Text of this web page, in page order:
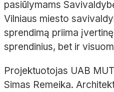
pasiūlymams
Vilniaus miesto
sprendimą priima
sprendinius, bet ir
Projektuotojas UAB
Simas Remeika.